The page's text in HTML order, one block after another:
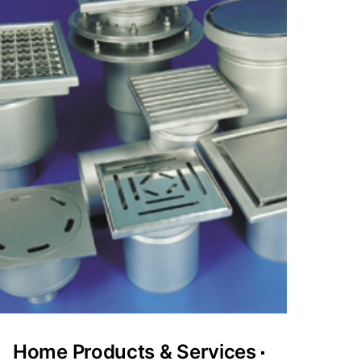
Home Products & Services